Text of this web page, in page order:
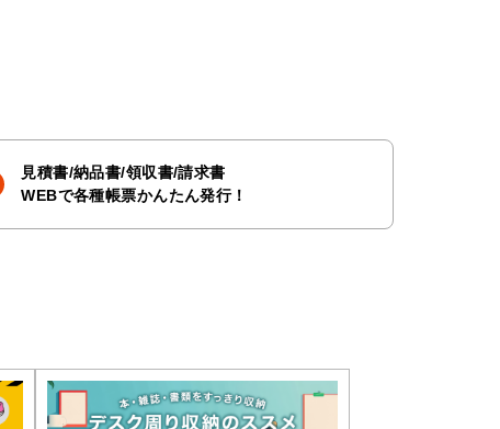
見積書/納品書/領収書/請求書
WEBで各種帳票かんたん発行！